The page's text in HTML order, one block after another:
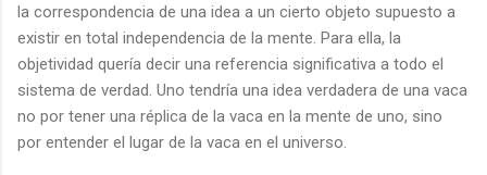
la correspondencia de una idea a un cierto objeto supuesto a
existir en total independencia de la mente. Para ella, la
objetividad quería decir una referencia significativa a todo el
sistema de verdad. Uno tendría una idea verdadera de una vaca
no por tener una réplica de la vaca en la mente de uno, sino
por entender el lugar de la vaca en el universo.